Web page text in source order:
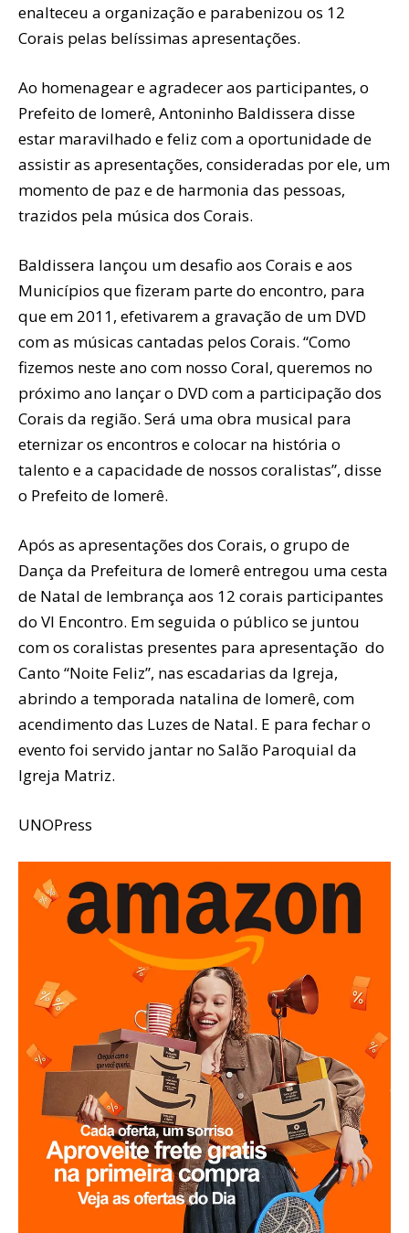
enalteceu a organização e parabenizou os 12
Corais pelas belíssimas apresentações.
Ao homenagear e agradecer aos participantes, o
Prefeito de Iomerê, Antoninho Baldissera disse
estar maravilhado e feliz com a oportunidade de
assistir as apresentações, consideradas por ele, um
momento de paz e de harmonia das pessoas,
trazidos pela música dos Corais.
Baldissera lançou um desafio aos Corais e aos
Municípios que fizeram parte do encontro, para
que em 2011, efetivarem a gravação de um DVD
com as músicas cantadas pelos Corais. “Como
fizemos neste ano com nosso Coral, queremos no
próximo ano lançar o DVD com a participação dos
Corais da região. Será uma obra musical para
eternizar os encontros e colocar na história o
talento e a capacidade de nossos coralistas”, disse
o Prefeito de Iomerê.
Após as apresentações dos Corais, o grupo de
Dança da Prefeitura de Iomerê entregou uma cesta
de Natal de lembrança aos 12 corais participantes
do VI Encontro. Em seguida o público se juntou
com os coralistas presentes para apresentação do
Canto “Noite Feliz”, nas escadarias da Igreja,
abrindo a temporada natalina de Iomerê, com
acendimento das Luzes de Natal. E para fechar o
evento foi servido jantar no Salão Paroquial da
Igreja Matriz.
UNOPress